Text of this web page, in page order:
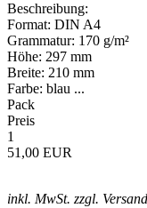
Beschreibung:
Format: DIN A4
Grammatur: 170 g/m²
Höhe: 297 mm
Breite: 210 mm
Farbe: blau ...
Pack
Preis
1
51,00 EUR
inkl. MwSt. zzgl. Versand